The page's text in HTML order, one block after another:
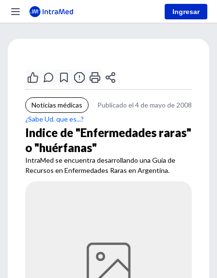
Ingresar
Noticias médicas
Publicado el 4 de mayo de 2008
¿Sabe Ud. que es...?
Indice de "Enfermedades raras"
o "huérfanas"
IntraMed se encuentra desarrollando una Guía de
Recursos en Enfermedades Raras en Argentina.